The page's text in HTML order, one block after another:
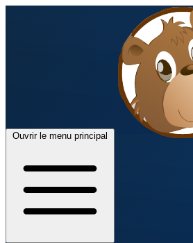
Ouvrir le menu principal